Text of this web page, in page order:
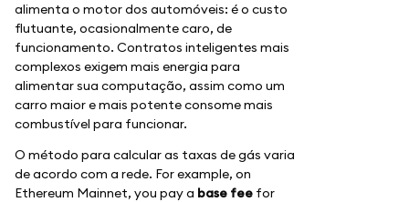
alimenta o motor dos automóveis: é o custo
flutuante, ocasionalmente caro, de
funcionamento. Contratos inteligentes mais
complexos exigem mais energia para
alimentar sua computação, assim como um
carro maior e mais potente consome mais
combustível para funcionar.
O método para calcular as taxas de gás varia
de acordo com a rede. For example, on
Ethereum Mainnet, you pay a base fee for